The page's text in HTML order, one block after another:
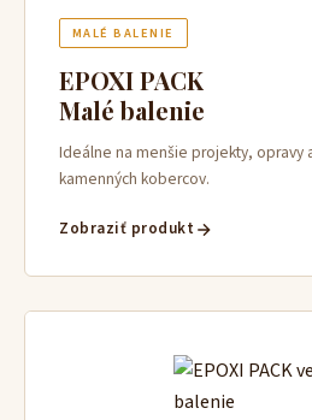
MALÉ BALENIE
EPOXI PACK
Malé balenie
Ideálne na menšie projekty, opravy
kamenných kobercov.
Zobraziť produkt